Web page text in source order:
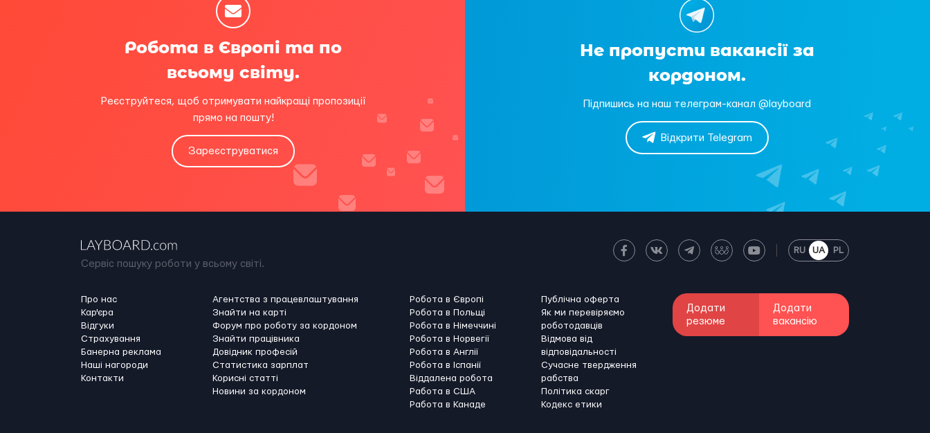
Робота в Європі та по
всьому світу.
Реєструйтеся, щоб отримувати найкращі пропозиції
прямо на пошту!
Зареєструватися
Не пропусти вакансії за
кордоном.
Підпишись на наш телеграм-канал @layboard
Відкрити Telegram
Сервіс пошуку роботи у всьому світі.
RU UA PL
Про нас
Кар'єра
Відгуки
Страхування
Банерна реклама
Наші нагороди
Контакти
Агентства з працевлаштування
Знайти на карті
Форум про роботу за кордоном
Знайти працівника
Довідник професій
Статистика зарплат
Корисні статті
Новини за кордоном
Робота в Європі
Робота в Польщі
Робота в Німеччині
Робота в Норвегії
Робота в Англії
Робота в Іспанії
Віддалена робота
Работа в США
Работа в Канадe
Публічна оферта
Як ми перевіряємо
роботодавців
Відмова від
відповідальності
Сучасне твердження
рабства
Політика скарг
Кодекс етики
Додати
резюме
Додати
вакансію